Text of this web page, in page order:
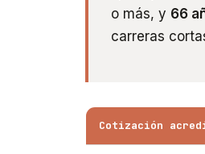
o más, y 66
carreras
Cotización